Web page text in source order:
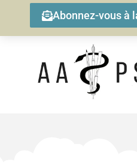
Abonnez-vous à